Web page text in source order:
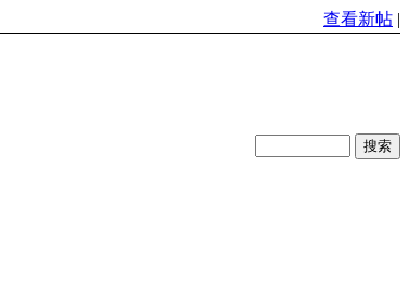
查看新帖 |